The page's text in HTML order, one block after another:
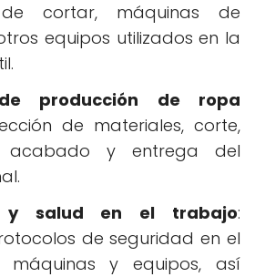
cortar, máquinas de
equipos utilizados en la
producción de ropa
de materiales, corte,
acabado y entrega del
y salud en el trabajo:
de seguridad en el
máquinas y equipos, así